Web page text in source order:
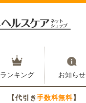
ランキング お知らせ
【代引き手数料無料】